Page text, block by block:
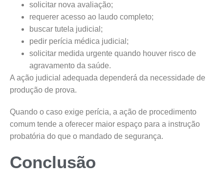
solicitar nova avaliação;
requerer acesso ao laudo completo;
buscar tutela judicial;
pedir perícia médica judicial;
solicitar medida urgente quando houver risco de
agravamento da saúde.
A ação judicial adequada dependerá da necessidade de
produção de prova.
Quando o caso exige perícia, a ação de procedimento
comum tende a oferecer maior espaço para a instrução
probatória do que o mandado de segurança.
Conclusão